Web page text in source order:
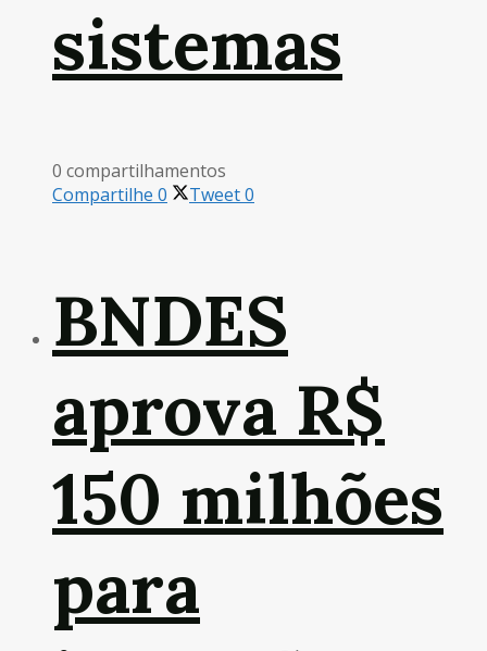
sistemas
0 compartilhamentos
Compartilhe 0 Tweet0
BNDES
aprova R$
150 milhões
para